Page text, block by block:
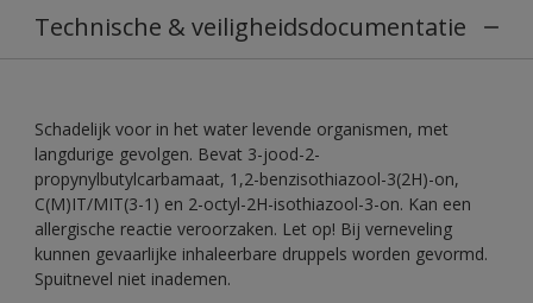
Technische & veiligheidsdocumentatie
Schadelijk voor in het water levende organismen, met
langdurige gevolgen. Bevat 3-jood-2-
propynylbutylcarbamaat, 1,2-benzisothiazool-3(2H)-on,
C(M)IT/MIT(3-1) en 2-octyl-2H-isothiazool-3-on. Kan een
allergische reactie veroorzaken. Let op! Bij verneveling
kunnen gevaarlijke inhaleerbare druppels worden gevormd.
Spuitnevel niet inademen.